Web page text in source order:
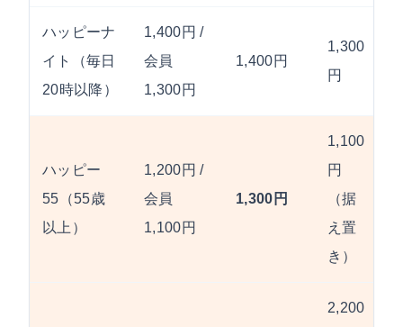
ハッピーナ
イト（毎日
20時以降）
1,400円 /
会員
1,300円
1,400円
1,300
円
ハッピー
55（55歳
以上）
1,200円 /
会員
1,100円
1,300円
1,100
円
（据
え置
き）
2,200